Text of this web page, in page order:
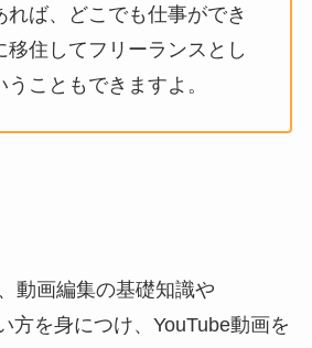
れば、どこでも仕事ができ
移住してフリーランスとし
こともできますよ。
動画編集の基礎知識や
方を身につけ、YouTube動画を